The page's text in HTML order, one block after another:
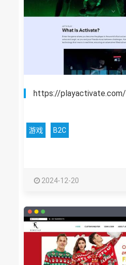
https://playactivate.com/
游戏 B2C
2024-12-20